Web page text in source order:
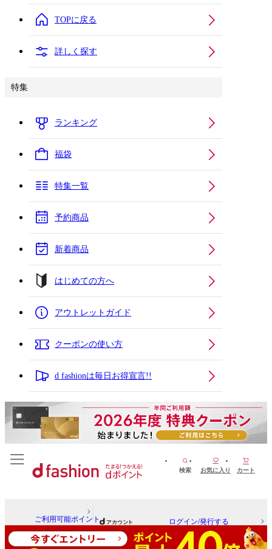
TOPに戻る
詳しく探す
特集
ランキング
福袋
特集一覧
予約商品
新着商品
はじめての方へ
アウトレットガイド
クーポンの使い方
d fashionは毎日お得宣言!!
検索 お気に入り カート
ご利用可能ポイント ログイン/発行する